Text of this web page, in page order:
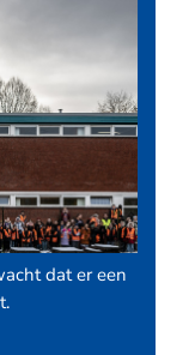
dat er een